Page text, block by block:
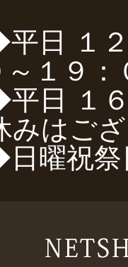
日 １
１９：
平日 １
みはご
曜祝祭